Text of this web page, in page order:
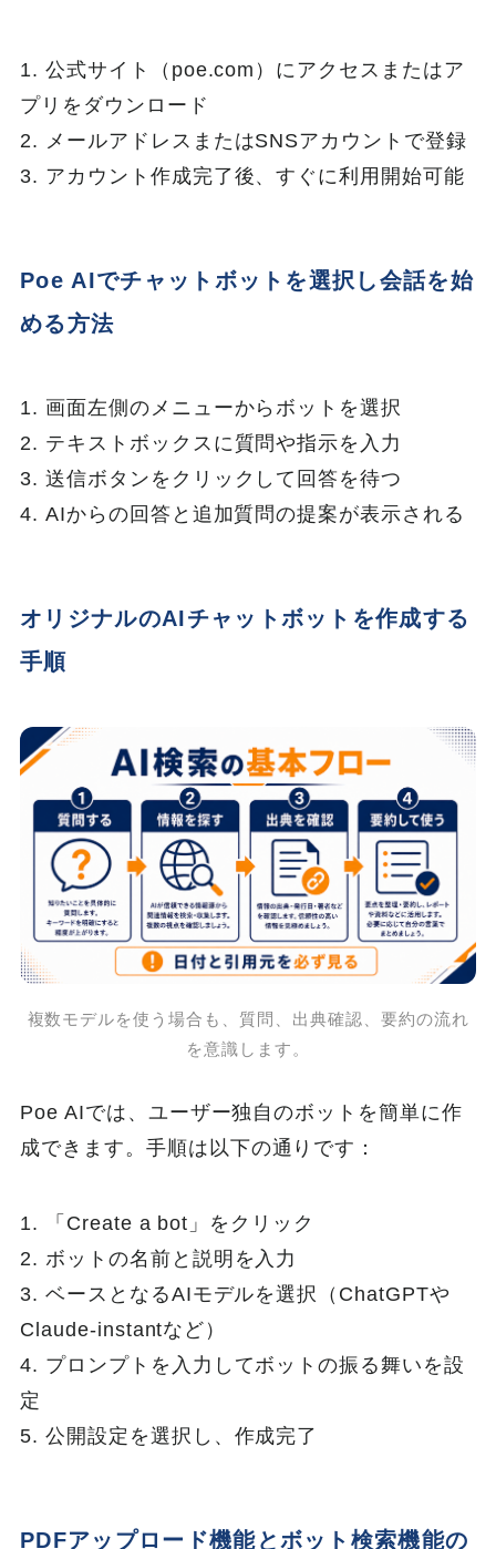
1. 公式サイト（poe.com）にアクセスまたはア
プリをダウンロード
2. メールアドレスまたはSNSアカウントで登録
3. アカウント作成完了後、すぐに利用開始可能
Poe AIでチャットボットを選択し会話を始
める方法
1. 画面左側のメニューからボットを選択
2. テキストボックスに質問や指示を入力
3. 送信ボタンをクリックして回答を待つ
4. AIからの回答と追加質問の提案が表示される
オリジナルのAIチャットボットを作成する
手順
複数モデルを使う場合も、質問、出典確認、要約の流れ
を意識します。
Poe AIでは、ユーザー独自のボットを簡単に作
成できます。手順は以下の通りです：
1. 「Create a bot」をクリック
2. ボットの名前と説明を入力
3. ベースとなるAIモデルを選択（ChatGPTや
Claude-instantなど）
4. プロンプトを入力してボットの振る舞いを設
定
5. 公開設定を選択し、作成完了
PDFアップロード機能とボット検索機能の